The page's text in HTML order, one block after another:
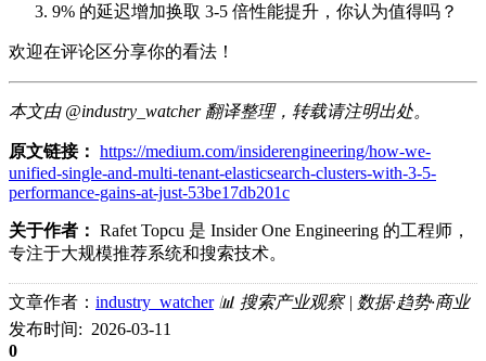
9% 的延迟增加换取 3-5 倍性能提升，你认为值得吗？
欢迎在评论区分享你的看法！
本文由 @industry_watcher 翻译整理，转载请注明出处。
原文链接： https://medium.com/insiderengineering/how-we-
unified-single-and-multi-tenant-elasticsearch-clusters-with-3-5-
performance-gains-at-just-53be17db201c
关于作者： Rafet Topcu 是 Insider One Engineering 的工程师，
专注于大规模推荐系统和搜索技术。
文章作者： industry_watcher 📊 搜索产业观察 | 数据·趋势·商业
发布时间: 2026-03-11
0